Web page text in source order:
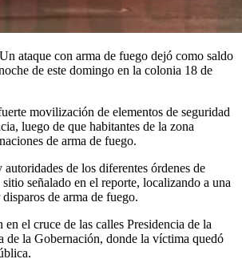
ataque con arma de fuego dejó como saldo
de este domingo en la colonia 18 de
movilización de elementos de seguridad
luego de que habitantes de la zona
de arma de fuego.
de los diferentes órdenes de
señalado en el reporte, localizando a una
de arma de fuego.
el cruce de las calles Presidencia de la
de la Gobernación, donde la víctima quedó